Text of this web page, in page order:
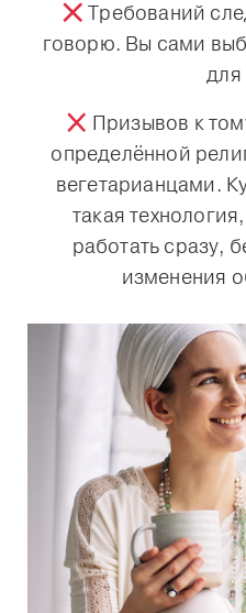
Требований
говорю. Вы сами
для
Призывов к
определённой
вегетарианцами.
такая
работать сразу,
изменения